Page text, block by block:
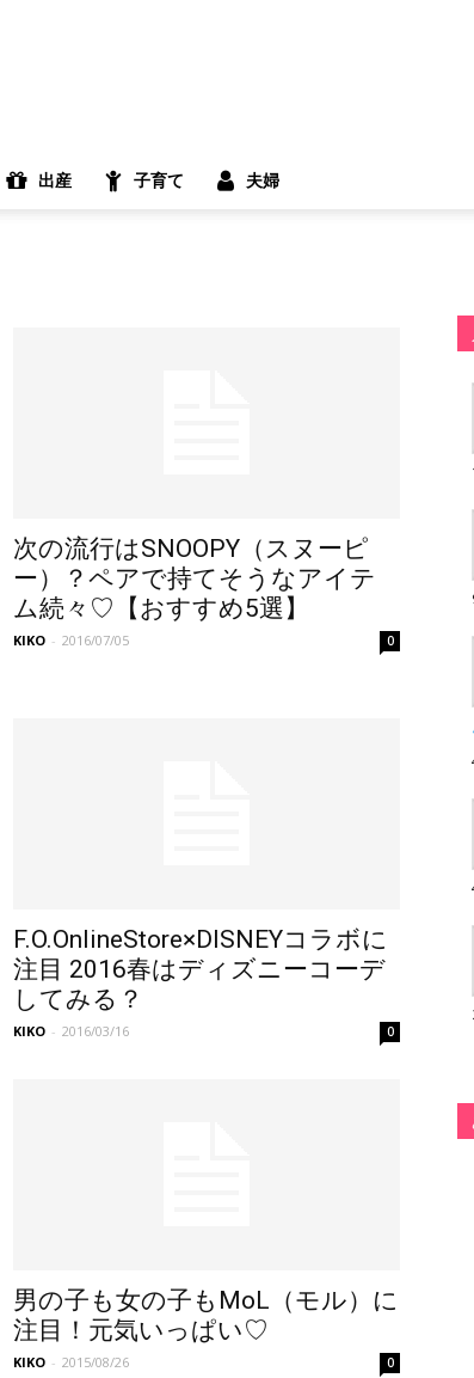
出産 子育て 夫婦
次の流行はSNOOPY（スヌーピ
ー）？ペアで持てそうなアイテ
ム続々♡【おすすめ5選】
KIKO - 2016/07/05 0
F.O.OnlineStore×DISNEYコラボに
注目 2016春はディズニーコーデ
してみる？
KIKO - 2016/03/16 0
男の子も女の子もMoL（モル）に
注目！元気いっぱい♡
KIKO - 2015/08/26 0